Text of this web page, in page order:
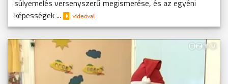
súlyemelés versenyszerű megismerése, és az egyéni
képességek ...